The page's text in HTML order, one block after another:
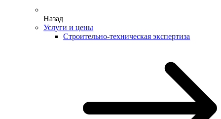
Назад
Услуги и цены
Строительно-техническая экспертиза